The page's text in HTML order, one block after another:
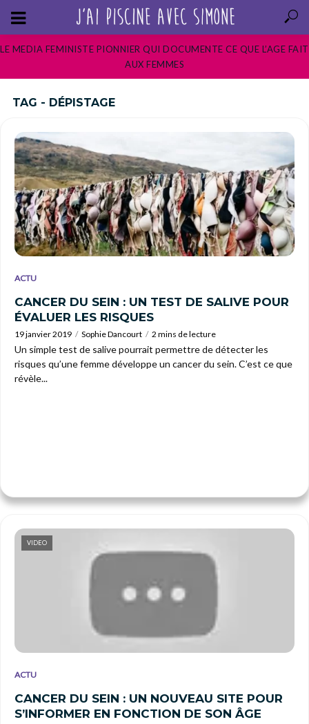
LE MEDIA FEMINISTE PIONNIER QUI DOCUMENTE CE QUE L’AGE FAIT
AUX FEMMES
TAG - DÉPISTAGE
ACTU
CANCER DU SEIN : UN TEST DE SALIVE POUR
ÉVALUER LES RISQUES
19 janvier 2019 Sophie Dancourt 2 mins de lecture
Un simple test de salive pourrait permettre de détecter les
risques qu’une femme développe un cancer du sein. C’est ce que
révèle...
VIDEO
ACTU
CANCER DU SEIN : UN NOUVEAU SITE POUR
S’INFORMER EN FONCTION DE SON ÂGE